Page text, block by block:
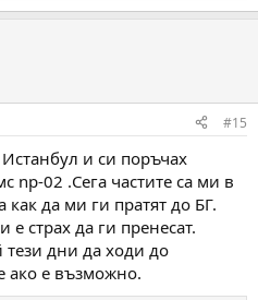
#15
и си поръчах
np-02 .Сега частите са ми в
да ми ги пратят до БГ.
страх да ги пренесат.
дни да ходи до
ако е възможно.